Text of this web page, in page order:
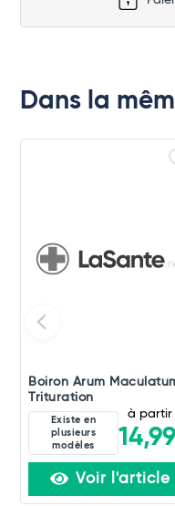
Dans la
Boiron Arum
Trituration
Existe en
plusieurs
modèles
à partir
Voir l'article